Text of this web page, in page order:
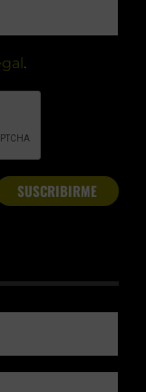
.